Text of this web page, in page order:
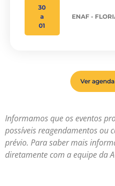
30
a
01
ENAF -
Ver
Informamos que os eventos
possíveis reagendamentos ou
prévio. Para saber mais
diretamente com a equipe da